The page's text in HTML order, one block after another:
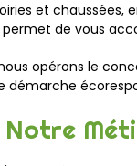
et
de vous
opérons le
Notre